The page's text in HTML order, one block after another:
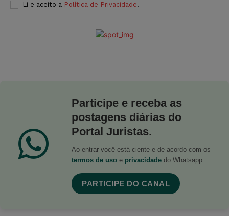
Li e aceito a Política de Privacidade.
Participe e receba as
postagens diárias do
Portal Juristas.
Ao entrar você está ciente e de acordo com os
termos de uso e privacidade do Whatsapp.
PARTICIPE DO CANAL